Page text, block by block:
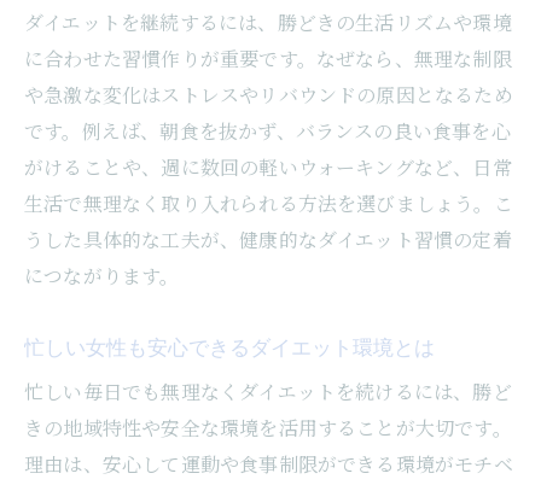
食事制限を続けやすくする秘訣を解説
ダイエット中も楽しめる食事制限の工夫
無理なく続く食事管理でリバウンドを防ぐ
方法
パーソナルトレーナーが教える食事のコツ
勝どきで実践したいヘルシーな食事法
ピラティス習慣が導く健康的な体づくり
ピラティスでダイエットを効果的にサポー
ト
女性に人気のピラティスジム活用術
ダイエットを継続するには、勝どきの生活リズムや環境
に合わせた習慣作りが重要です。なぜなら、無理な制限
や急激な変化はストレスやリバウンドの原因となるため
です。例えば、朝食を抜かず、バランスの良い食事を心
がけることや、週に数回の軽いウォーキングなど、日常
生活で無理なく取り入れられる方法を選びましょう。こ
うした具体的な工夫が、健康的なダイエット習慣の定着
につながります。
忙しい女性も安心できるダイエット環境とは
忙しい毎日でも無理なくダイエットを続けるには、勝ど
きの地域特性や安全な環境を活用することが大切です。
理由は、安心して運動や食事制限ができる環境がモチベ